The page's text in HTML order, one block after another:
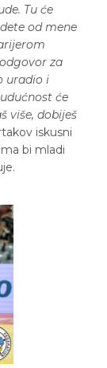
Tu će
od mene
za
uradio i
će
više, dobiješ
iskusni
bi mladi